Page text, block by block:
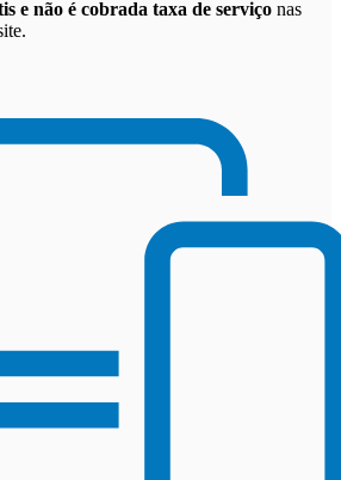
e não é cobrada taxa de serviço nas